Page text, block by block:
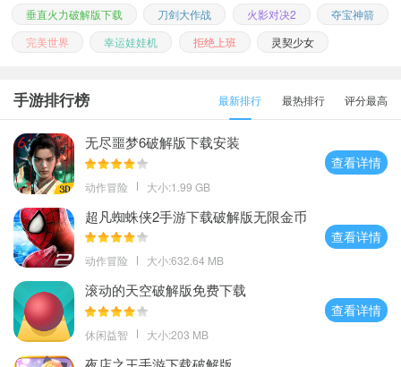
垂直火力破解版下载
刀剑大作战 火影对决2
夺宝神箭
完美世界
幸运娃娃机 拒绝上班 灵契少女
手游排行榜 最新排行 最热排行 评分最高
无尽噩梦6破解版下载安装
动作冒险 大小:1.99 GB
查看详情
超凡蜘蛛侠2手游下载破解版无限金币
动作冒险 大小:632.64 MB
查看详情
滚动的天空破解版免费下载
休闲益智 大小:203 MB
查看详情